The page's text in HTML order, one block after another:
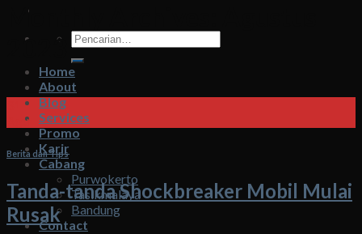
Pencarian
untuk:
Home
About
Blog
Services
Promo
Karir
Cabang
Purwokerto
Tasikmalaya
Bandung
Contact
Monthly Archives:
2023
Agu
Berita dan Tips
Tanda-tanda Shockbreaker Mobil Mulai
Rusak